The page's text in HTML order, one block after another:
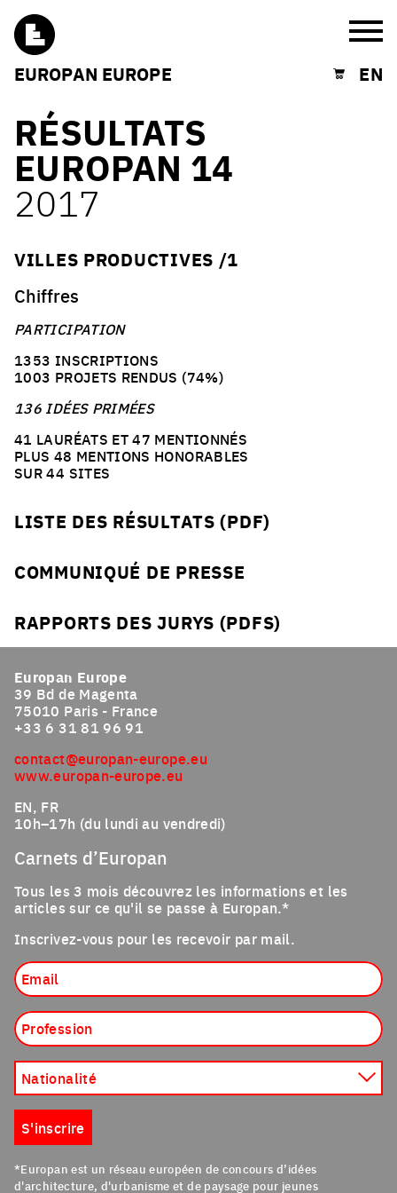
EUROPAN EUROPE Shopping cart
EN
RÉSULTATS
EUROPAN 14
2017
VILLES PRODUCTIVES /1
Chiffres
PARTICIPATION
1353 INSCRIPTIONS
1003 PROJETS RENDUS (74%)
136 IDÉES PRIMÉES
41 LAURÉATS ET 47 MENTIONNÉS
PLUS 48 MENTIONS HONORABLES
SUR 44 SITES
LISTE DES RÉSULTATS (PDF)
COMMUNIQUÉ DE PRESSE
RAPPORTS DES JURYS (PDFS)
Europan Europe
39 Bd de Magenta
75010 Paris - France
+33 6 31 81 96 91
contact@europan-europe.eu
www.europan-europe.eu
EN, FR
10h–17h (du lundi au vendredi)
Carnets d’Europan
Tous les 3 mois découvrez les informations et les
articles sur ce qu'il se passe à Europan.*
Inscrivez-vous pour les recevoir par mail.
Nationalité
S'inscrire
*Europan est un réseau européen de concours d’idées
d'architecture, d'urbanisme et de paysage pour jeunes